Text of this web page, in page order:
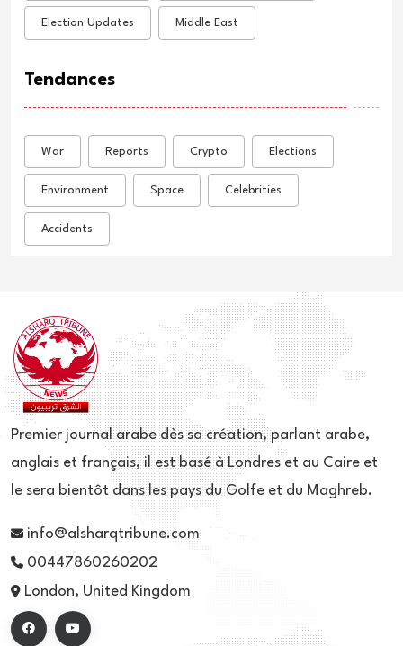
Election Updates Middle East
Tendances
War Reports Crypto Elections
Environment Space Celebrities
Accidents
Premier journal arabe dès sa création, parlant arabe,
anglais et français, il est basé à Londres et au Caire et
le sera bientôt dans les pays du Golfe et du Maghreb.
info@alsharqtribune.com
00447860260202
London, United Kingdom